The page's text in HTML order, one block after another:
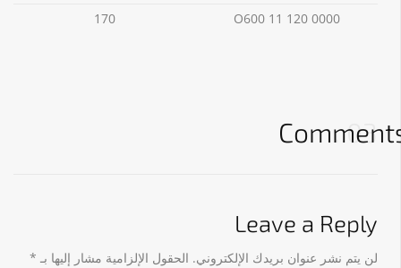
O600 11 120 0000
170
03
Leave a Reply
لن يتم نشر عنوان بريدك الإلكتروني. الحقول الإلزامية مشار إليها بـ *